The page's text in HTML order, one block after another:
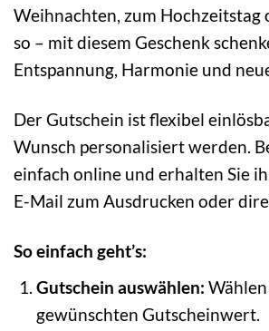
Weihnachten, zum Hochzeitstag
so – mit diesem Geschenk
Entspannung, Harmonie und
Der Gutschein ist flexibel
Wunsch personalisiert werden.
einfach online und erhalten Sie
E-Mail zum Ausdrucken oder
So einfach geht’s:
Gutschein auswählen:
gewünschten Gutscheinwert.